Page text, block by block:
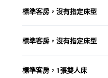
標準客房，沒有指定床型
標準客房，沒有指定床型
標準客房，1張雙人床